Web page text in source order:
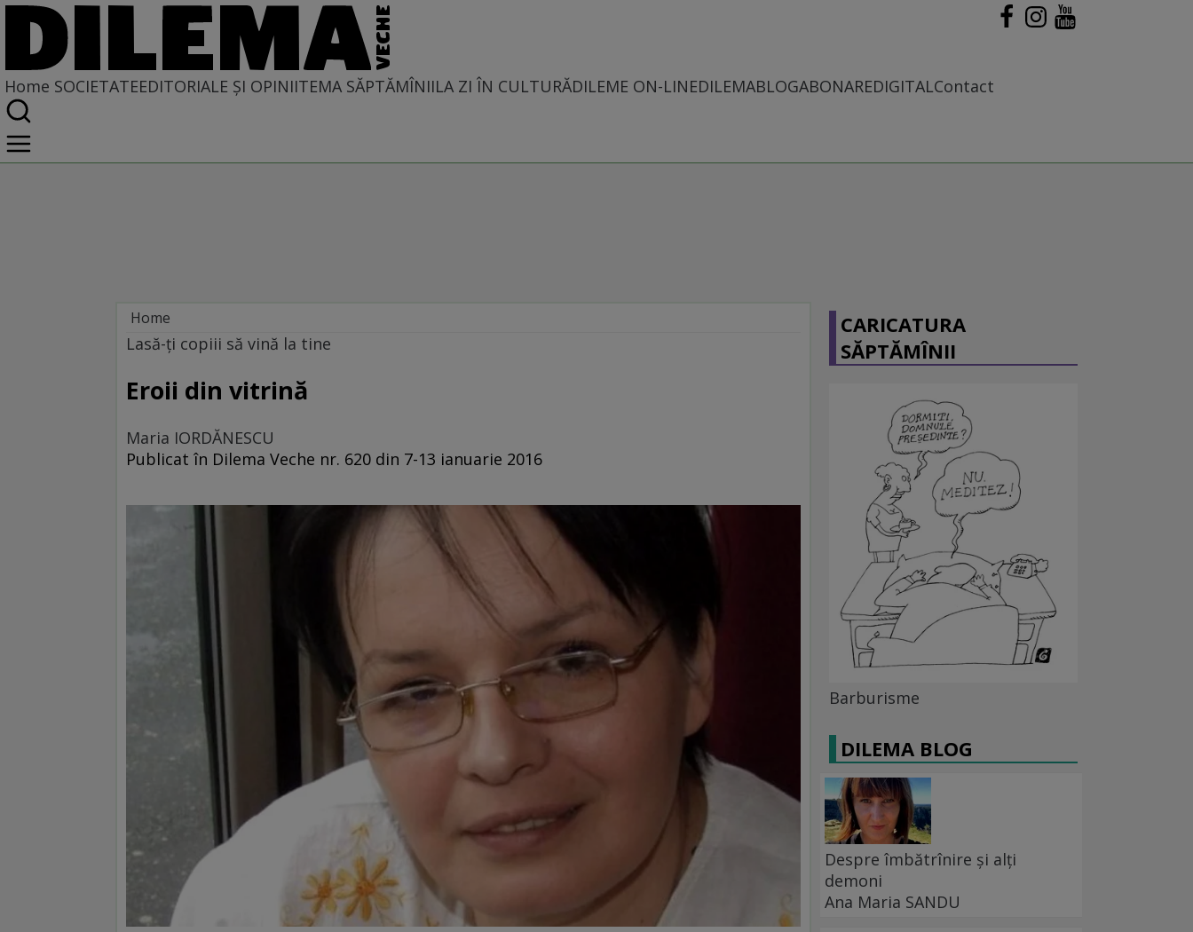
Home SOCIETATEEDITORIALE ȘI OPINIITEMA SĂPTĂMÎNIILA ZI ÎN CULTURĂDILEME ON-LINEDILEMABLOGABONAREDIGITALContact
Home
Societate
Lasă-ţi copiii să vină la tine
Eroii din vitrină
Maria IORDĂNESCU
Publicat în Dilema Veche nr. 620 din 7-13 ianuarie 2016
CARICATURA
SĂPTĂMÎNII
Barburisme
DILEMA BLOG
Despre îmbătrînire și alți
demoni
Ana Maria SANDU